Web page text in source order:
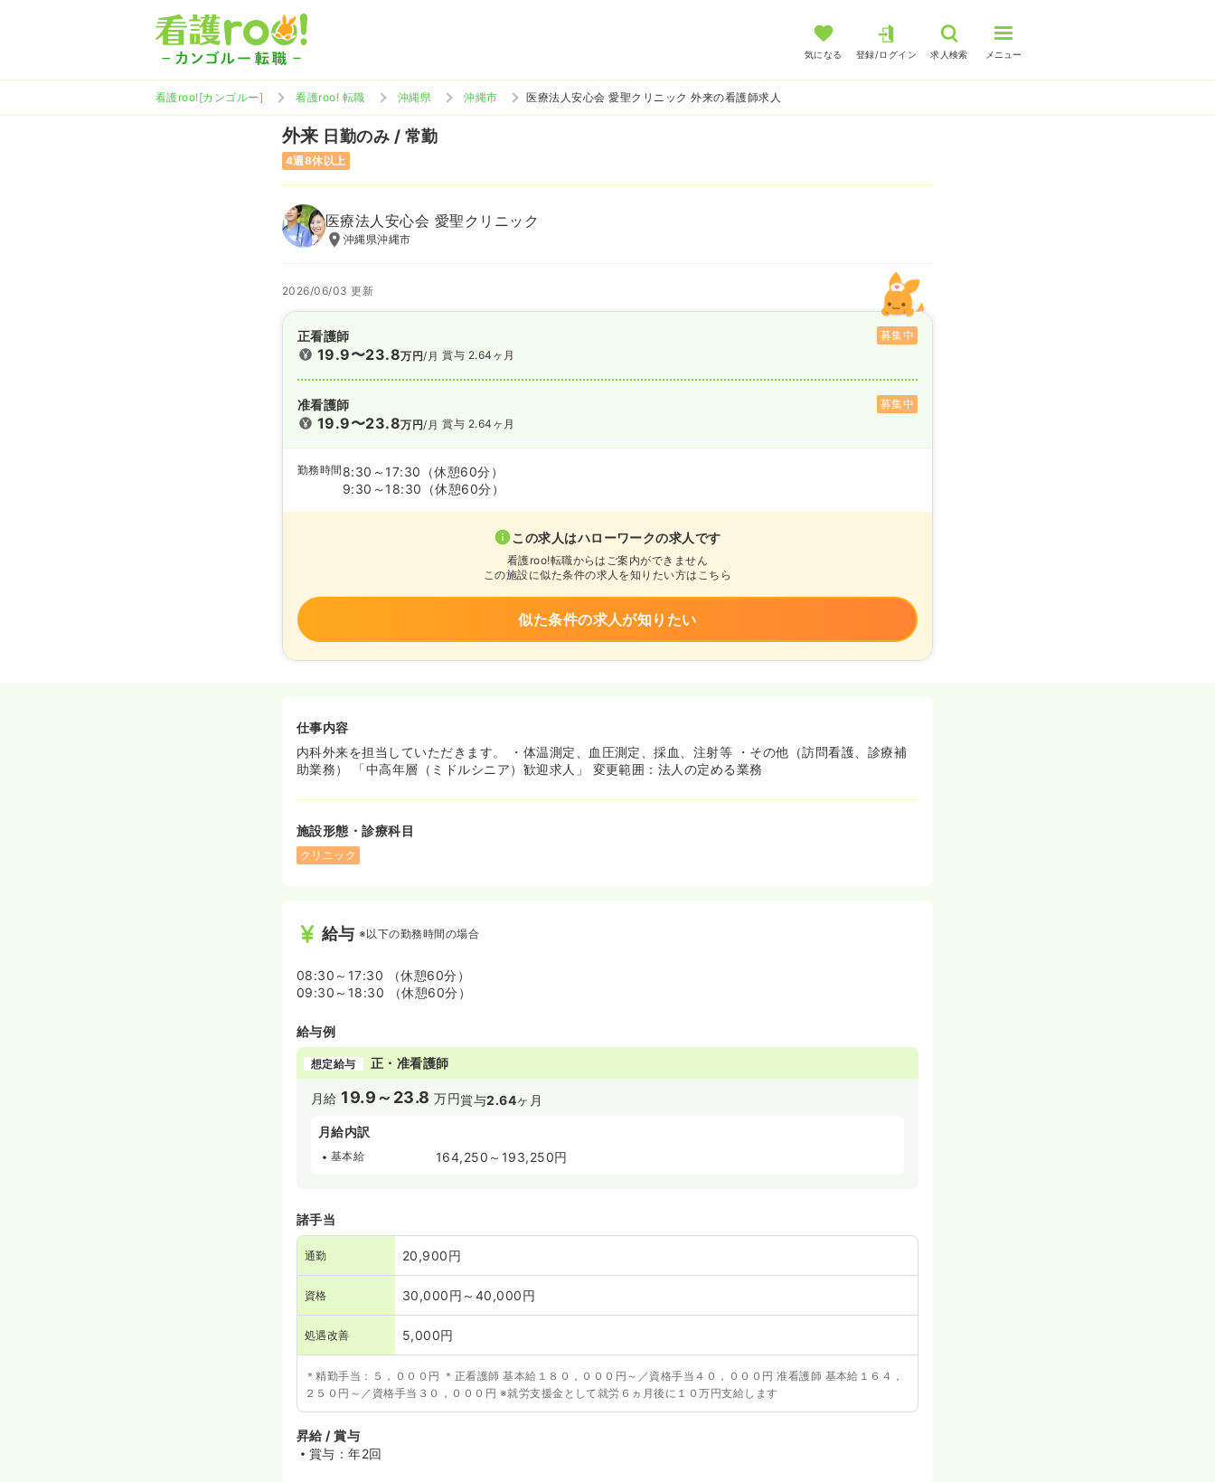
気になる 登録/ログイン 求人検索 メニュー
看護roo![カンゴルー] 看護roo! 転職 沖縄県 沖縄市 医療法人安心会 愛聖クリニック 外来の看護師求人
外来 日勤のみ / 常勤
4週8休以上
医療法人安心会 愛聖クリニック
沖縄県沖縄市
2026/06/03 更新
正看護師 募集中
19.9〜23.8万円/月 賞与 2.64ヶ月
准看護師 募集中
19.9〜23.8万円/月 賞与 2.64ヶ月
勤務時間 8:30～17:30
（休憩60分）
9:30～18:30
（休憩60分）
この求人はハローワークの求人です
看護roo!転職からはご案内ができません
この施設に似た条件の求人を知りたい方はこちら
似た条件の求人が知りたい
仕事内容
内科外来を担当していただきます。 ・体温測定、血圧測定、採血、注射等 ・その他（訪問看護、診療補
助業務） 「中高年層（ミドルシニア）歓迎求人」 変更範囲：法人の定める業務
施設形態・診療科目
クリニック
給与 ※以下の勤務時間の場合
08:30～17:30 （休憩60分）
09:30～18:30 （休憩60分）
給与例
想定給与 正・准看護師
月給 19.9～23.8 万円賞与2.64ヶ月
月給内訳
基本給 164,250～193,250円
諸手当
通勤 20,900円
資格 30,000円～40,000円
処遇改善 5,000円
＊精勤手当：５，０００円 ＊正看護師 基本給１８０，０００円～／資格手当４０，０００円 准看護師 基本給１６４，
２５０円～／資格手当３０，０００円 ※就労支援金として就労６ヵ月後に１０万円支給します
昇給 / 賞与
賞与：年2回